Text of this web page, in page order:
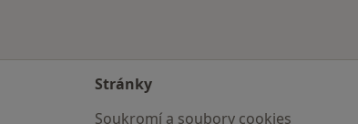
Stránky
Soukromí a soubory cookies